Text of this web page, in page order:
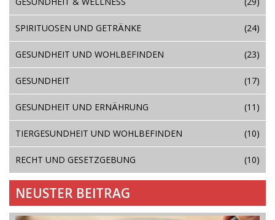
SPIRITUOSEN UND GETRÄNKE (24)
GESUNDHEIT UND WOHLBEFINDEN (23)
GESUNDHEIT (17)
GESUNDHEIT UND ERNÄHRUNG (11)
TIERGESUNDHEIT UND WOHLBEFINDEN (10)
RECHT UND GESETZGEBUNG (10)
NEUSTER BEITRAG